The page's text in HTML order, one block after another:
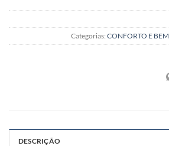
Categorias: CONFORTO E BEM
DESCRIÇÃO